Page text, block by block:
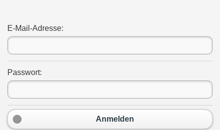
E-Mail-Adresse:
Passwort:
Anmelden